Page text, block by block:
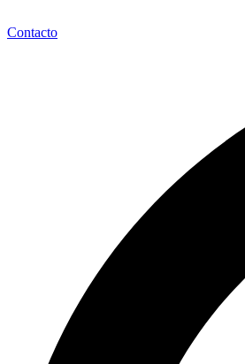
Contacto